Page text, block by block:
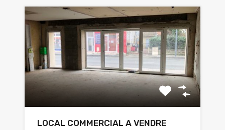
LOCAL COMMERCIAL A VENDRE